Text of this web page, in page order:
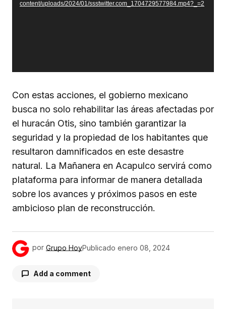
content/uploads/2024/01/ssstwitter.com_1704729577984.mp4?_=2
Con estas acciones, el gobierno mexicano
busca no solo rehabilitar las áreas afectadas por
el huracán Otis, sino también garantizar la
seguridad y la propiedad de los habitantes que
resultaron damnificados en este desastre
natural. La Mañanera en Acapulco servirá como
plataforma para informar de manera detallada
sobre los avances y próximos pasos en este
ambicioso plan de reconstrucción.
por Grupo HoyPublicado enero 08, 2024
Add a comment